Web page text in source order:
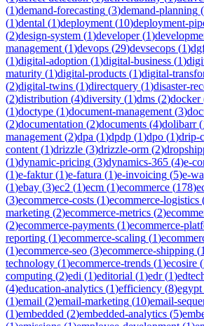
(1)demand-forecasting (3)demand-planning (
(1)dental (1)deployment (10)deployment-
(2)design-system (1)developer(1)
management (1)devops (29)devsecops (1)
(1)digital-adoption (1)digital-business (1)
maturity (1)digital-products (1)digital-
(2)digital-twins (1)directquery (1)disaster-
(2)distribution (4)diversity (1)dms (2)docker
(1)doctype (1)document-management (3)
(2)documentation (2)documents (4)dolibarr(
management (2)dpa (1)dpdp (1)dpo (1)drip-
content (1)drizzle (3)drizzle-orm (2)
(1)dynamic-pricing (3)dynamics-365 (4)e-
(1)e-faktur(1)e-fatura (1)e-invoicing (5)e-
(1)ebay (3)ec2 (1)ecm (1)ecommerce (178)
(3)ecommerce-costs (1)ecommerce-logistics
marketing (2)ecommerce-metrics (2)
(2)ecommerce-payments (1)ecommerce-
reporting (1)ecommerce-scaling (1)
(1)ecommerce-seo (3)ecommerce-shipping (1
technology (1)ecommerce-trends (1)ecosire (
computing (2)edi (1)editorial (1)edr(1)
(4)education-analytics (1)efficiency (8)egypt
(1)email (2)email-marketing (10)email-
(1)embedded (2)embedded-analytics (5)